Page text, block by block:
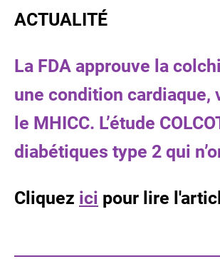
ACTUALITÉ
La FDA approuve la
une condition cardiaque,
le MHICC. L’étude
diabétiques type 2 qui
Cliquez ici pour lire